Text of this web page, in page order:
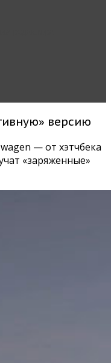
версию
— от хэтчбека
«заряженные»